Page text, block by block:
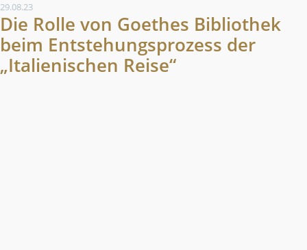
29.08.23
Die Rolle von Goethes Bibliothek
beim Entstehungsprozess der
„Italienischen Reise“